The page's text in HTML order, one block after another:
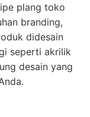
plang toko
branding,
didesain
seperti akrilik
desain yang